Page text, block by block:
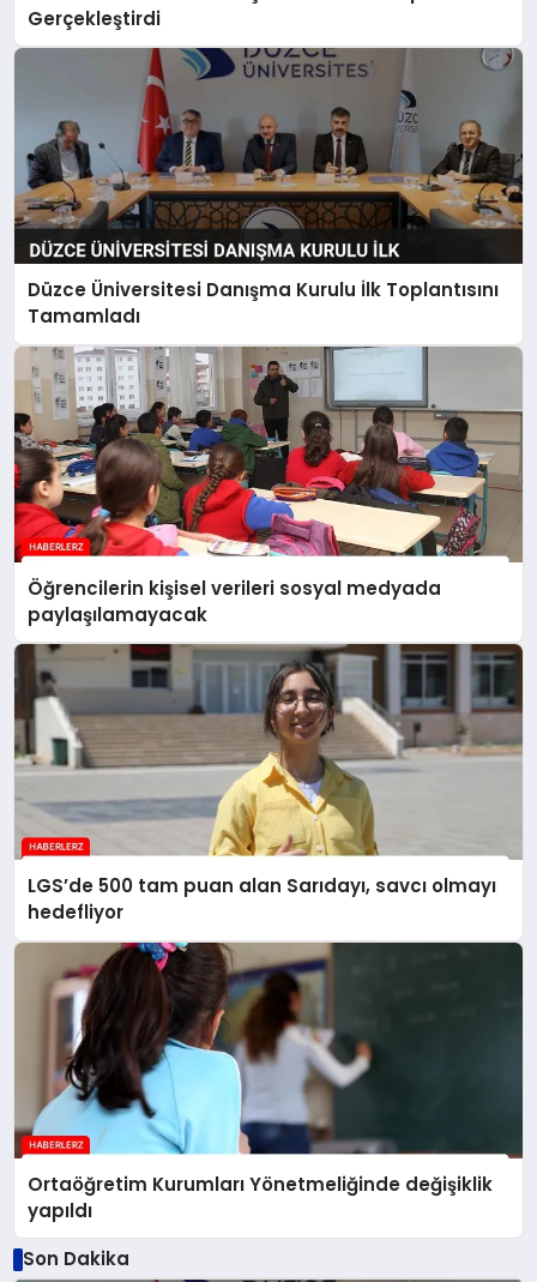
Gerçekleştirdi
Düzce Üniversitesi Danışma Kurulu İlk Toplantısını
Tamamladı
Öğrencilerin kişisel verileri sosyal medyada
paylaşılamayacak
LGS’de 500 tam puan alan Sarıdayı, savcı olmayı
hedefliyor
Ortaöğretim Kurumları Yönetmeliğinde değişiklik
yapıldı
Son Dakika